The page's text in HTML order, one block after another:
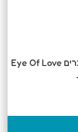
בושם לאישה בעל פירומונים לפיתוי גברים Eye Of Love